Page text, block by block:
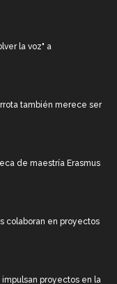
la voz" a
también merece ser
de maestría Erasmus
colaboran en proyectos
proyectos en la